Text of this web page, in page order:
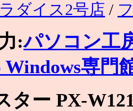
ダイス2号店 /
:パソコン工
Windows専門
ター PX-